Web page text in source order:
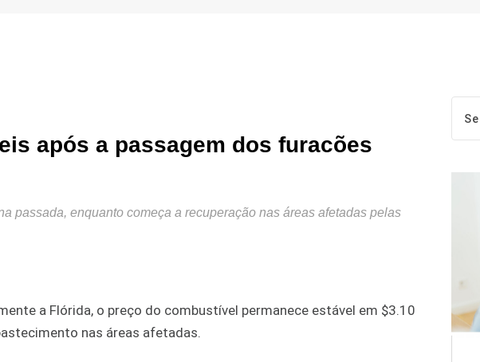
após a passagem dos furacões
passada, enquanto começa a recuperação nas áreas afetadas pelas
a Flórida, o preço do combustível permanece estável em $3.10
nas áreas afetadas.